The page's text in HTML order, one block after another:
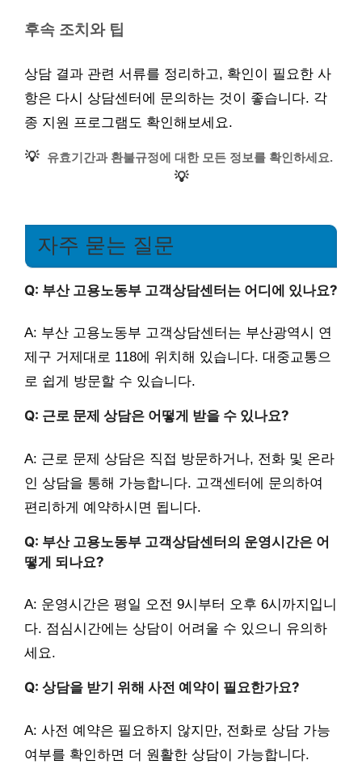
후속 조치와 팁
상담 결과 관련 서류를 정리하고, 확인이 필요한 사
항은 다시 상담센터에 문의하는 것이 좋습니다. 각
종 지원 프로그램도 확인해보세요.
💡 유효기간과 환불규정에 대한 모든 정보를 확인하세요.
💡
자주 묻는 질문
Q: 부산 고용노동부 고객상담센터는 어디에 있나요?
A: 부산 고용노동부 고객상담센터는 부산광역시 연
제구 거제대로 118에 위치해 있습니다. 대중교통으
로 쉽게 방문할 수 있습니다.
Q: 근로 문제 상담은 어떻게 받을 수 있나요?
A: 근로 문제 상담은 직접 방문하거나, 전화 및 온라
인 상담을 통해 가능합니다. 고객센터에 문의하여
편리하게 예약하시면 됩니다.
Q: 부산 고용노동부 고객상담센터의 운영시간은 어
떻게 되나요?
A: 운영시간은 평일 오전 9시부터 오후 6시까지입니
다. 점심시간에는 상담이 어려울 수 있으니 유의하
세요.
Q: 상담을 받기 위해 사전 예약이 필요한가요?
A: 사전 예약은 필요하지 않지만, 전화로 상담 가능
여부를 확인하면 더 원활한 상담이 가능합니다.